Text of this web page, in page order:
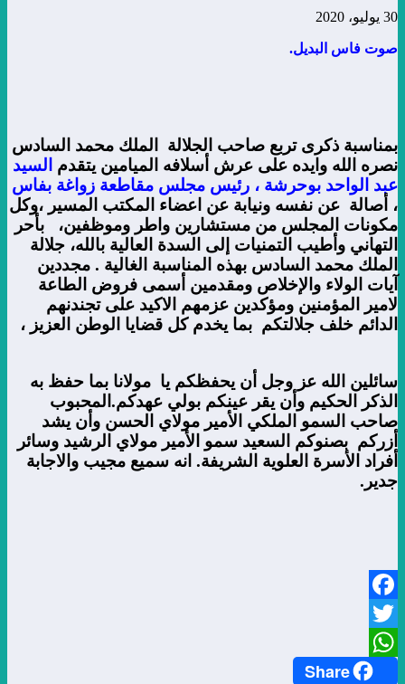
30 يوليو، 2020
صوت فاس البديل.
بمناسبة ذكرى تربع صاحب الجلالة الملك محمد السادس
نصره الله وايده على عرش أسلافه الميامين يتقدم السيد
عبد الواحد بوحرشة ، رئيس مجلس مقاطعة زواغة بفاس
، أصالة عن نفسه ونيابة عن اعضاء المكتب المسير ،وكل
مكونات المجلس من مستشارين واطر وموظفين، بأحر
التهاني وأطيب التمنيات إلى السدة العالية بالله، جلالة
الملك محمد السادس بهذه المناسبة الغالية . مجددين
آيات الولاء والإخلاص ومقدمين أسمى فروض الطاعة
لامير المؤمنين ومؤكدين عزمهم الاكيد على تجندنهم
الدائم خلف جلالتكم بما يخدم كل قضايا الوطن العزيز ،
سائلين الله عز وجل أن يحفظكم يا مولانا بما حفظ به
الذكر الحكيم وأن يقر عينكم بولي عهدكم.المحبوب
صاحب السمو الملكي الأمير مولاي الحسن وأن يشد
أزركم بصنوكم السعيد سمو الأمير مولاي الرشيد وسائر
أفراد الأسرة العلوية الشريفة. انه سميع مجيب والاجابة
جدير.
Facebook
Twitter
WhatsApp
Share